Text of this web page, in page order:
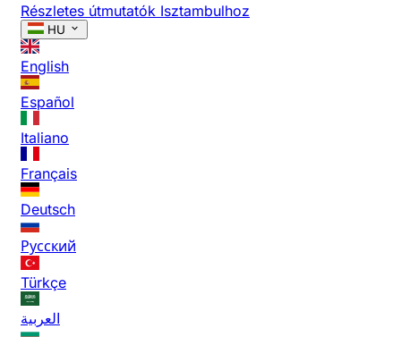
Részletes útmutatók Isztambulhoz
HU
English
Español
Italiano
Français
Deutsch
Русский
Türkçe
العربية